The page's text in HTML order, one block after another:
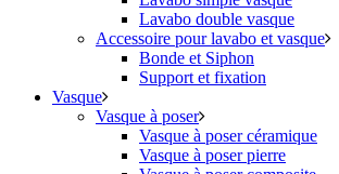
Lavabo double vasque
Accessoire pour lavabo et vasque
Bonde et Siphon
Support et fixation
Vasque
Vasque à poser
Vasque à poser céramique
Vasque à poser pierre